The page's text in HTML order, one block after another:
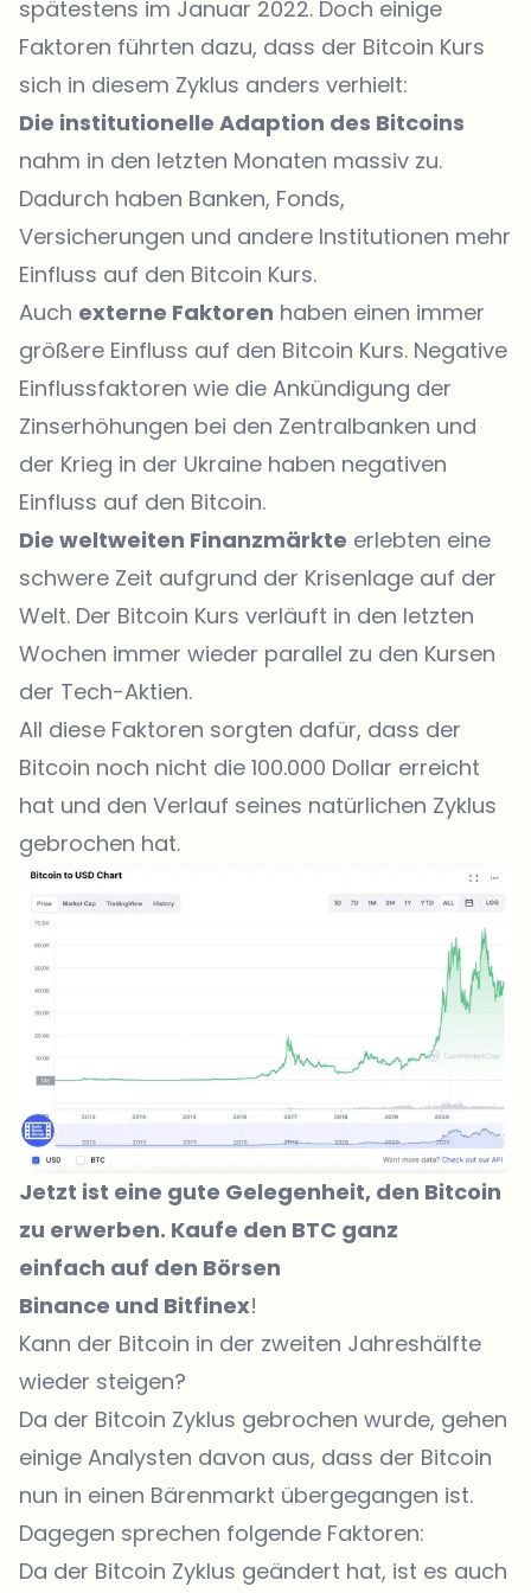
spätestens im Januar 2022. Doch einige
Faktoren führten dazu, dass der Bitcoin Kurs
sich in diesem Zyklus anders verhielt:
Die institutionelle Adaption des Bitcoins
nahm in den letzten Monaten massiv zu.
Dadurch haben Banken, Fonds,
Versicherungen und andere Institutionen mehr
Einfluss auf den Bitcoin Kurs.
Auch externe Faktoren haben einen immer
größere Einfluss auf den Bitcoin Kurs. Negative
Einflussfaktoren wie die Ankündigung der
Zinserhöhungen bei den Zentralbanken und
der Krieg in der Ukraine haben negativen
Einfluss auf den Bitcoin.
Die weltweiten Finanzmärkte erlebten eine
schwere Zeit aufgrund der Krisenlage auf der
Welt. Der Bitcoin Kurs verläuft in den letzten
Wochen immer wieder parallel zu den Kursen
der Tech-Aktien.
All diese Faktoren sorgten dafür, dass der
Bitcoin noch nicht die 100.000 Dollar erreicht
hat und den Verlauf seines natürlichen Zyklus
gebrochen hat.
Jetzt ist eine gute Gelegenheit, den Bitcoin
zu erwerben. Kaufe den BTC ganz
einfach auf den Börsen
Binance und Bitfinex!
Kann der Bitcoin in der zweiten Jahreshälfte
wieder steigen?
Da der Bitcoin Zyklus gebrochen wurde, gehen
einige Analysten davon aus, dass der Bitcoin
nun in einen Bärenmarkt übergegangen ist.
Dagegen sprechen folgende Faktoren:
Da der Bitcoin Zyklus geändert hat, ist es auch